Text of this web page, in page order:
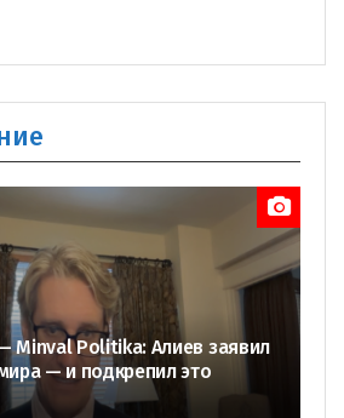
Minval Politika: Алиев заявил
— и подкрепил это